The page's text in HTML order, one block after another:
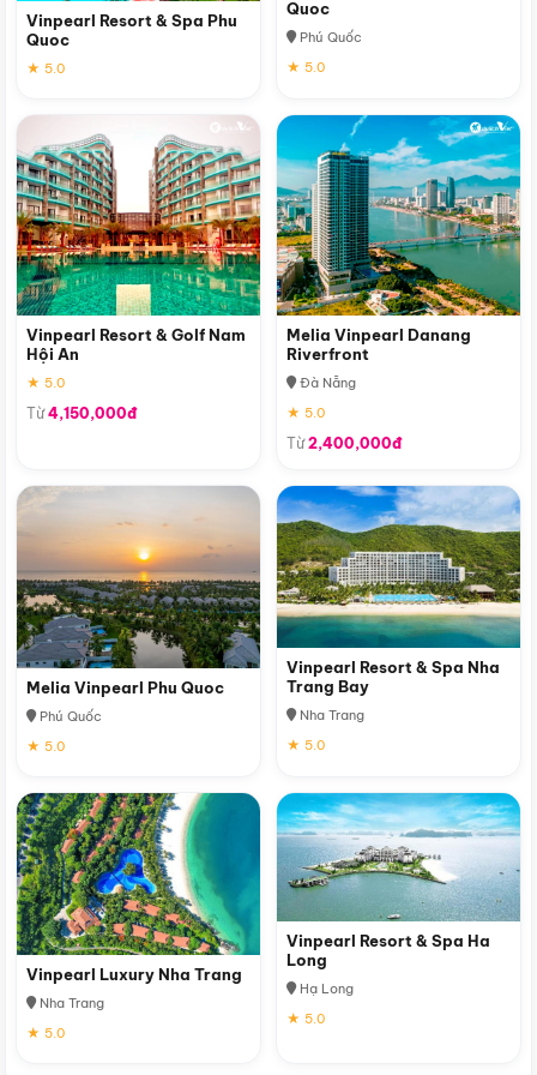
Vinpearl Resort & Spa Phu
Quoc
★ 5.0
Quoc
Phú Quốc
★ 5.0
Vinpearl Resort & Golf Nam
Hội An
★ 5.0
Từ4,150,000đ
Melia Vinpearl Danang
Riverfront
Đà Nẵng
★ 5.0
Từ2,400,000đ
Melia Vinpearl Phu Quoc
Phú Quốc
★ 5.0
Vinpearl Resort & Spa Nha
Trang Bay
Nha Trang
★ 5.0
Vinpearl Luxury Nha Trang
Nha Trang
★ 5.0
Vinpearl Resort & Spa Ha
Long
Hạ Long
★ 5.0